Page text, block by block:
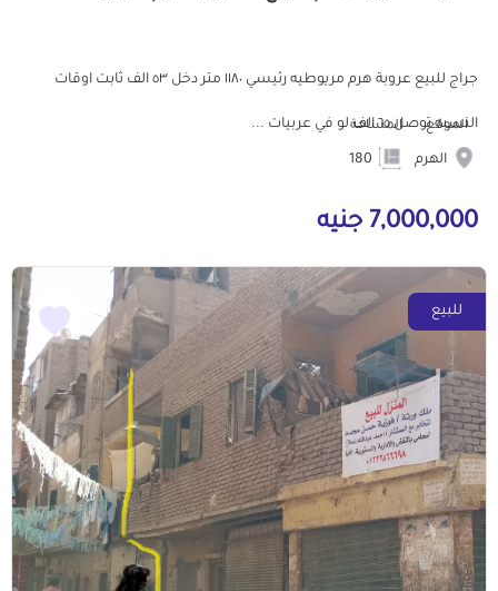
جراج للبيع عروبة هرم مريوطيه رئيسي ١١٨٠ متر دخل ٥٣ الف ثابت اوقات
النسبه توصل ٦٥ الف لو في عربيات ...
الموقع
الهرم
المساحة
7,000,000 جنيه
للبيع